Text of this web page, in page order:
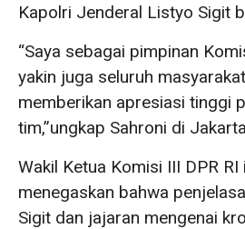
Kapolri Jenderal Listyo Sigit
“Saya sebagai pimpinan
yakin juga seluruh
memberikan apresiasi tinggi
tim,”ungkap Sahroni di
Wakil Ketua Komisi III DPR RI
menegaskan bahwa
Sigit dan jajaran mengenai